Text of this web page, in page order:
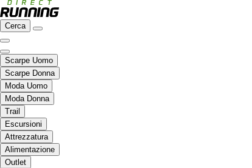
Cerca
Scarpe Uomo
Scarpe Donna
Moda Uomo
Moda Donna
Trail
Escursioni
Attrezzatura
Alimentazione
Outlet